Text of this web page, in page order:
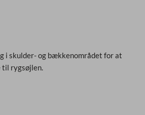
i skulder- og bækkenområdet for at
til rygsøjlen.